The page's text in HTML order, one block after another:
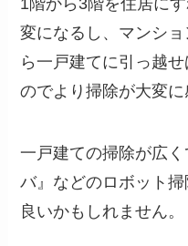
変になるし、マンシ
ら一戸建てに引っ越
のでより掃除が大変に
一戸建ての掃除が広
バ』などのロボット
良いかもしれません。